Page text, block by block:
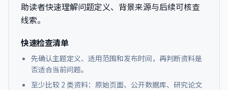
助读者快速理解问题定义、背景来源与后续可核查
线索。
快速检查清单
先确认主题定义、适用范围和发布时间，再判断资料是
否适合当前问题。
至少比较 2 类资料：原始页面、公开数据库、研究论文